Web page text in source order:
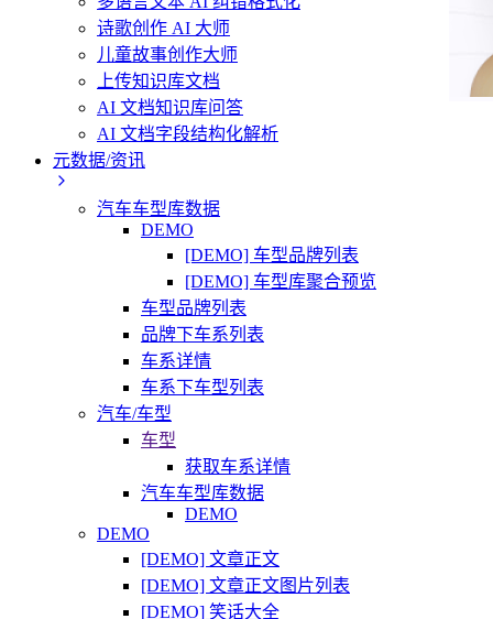
诗歌创作 AI 大师
儿童故事创作大师
上传知识库文档
AI 文档知识库问答
AI 文档字段结构化解析
元数据/资讯
汽车车型库数据
DEMO
[DEMO] 车型品牌列表
[DEMO] 车型库聚合预览
车型品牌列表
品牌下车系列表
车系详情
车系下车型列表
汽车/车型
车型
获取车系详情
汽车车型库数据
DEMO
DEMO
[DEMO] 文章正文
[DEMO] 文章正文图片列表
[DEMO] 笑话大全